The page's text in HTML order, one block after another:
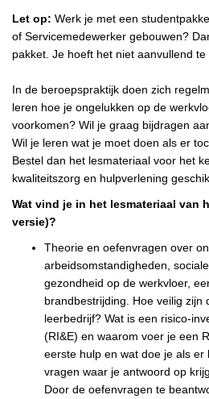
Let op: Werk je met een
of Servicemedewerker gebouwen?
pakket. Je hoeft het niet aanvullend te
In de beroepspraktijk doen zich
leren hoe je ongelukken op de
voorkomen? Wil je graag bijdragen
Wil je leren wat je moet doen als er
Bestel dan het lesmateriaal voor het
kwaliteitszorg en hulpverlening
Wat vind je in het lesmateriaal van
versie)?
Theorie en oefenvragen over
arbeidsomstandigheden,
gezondheid op de werkvloer,
brandbestrijding. Hoe veilig zijn
leerbedrijf? Wat is een risico-
(RI&E) en waarom voer je een
eerste hulp en wat doe je als er
vragen waar je antwoord op
Door de oefenvragen te